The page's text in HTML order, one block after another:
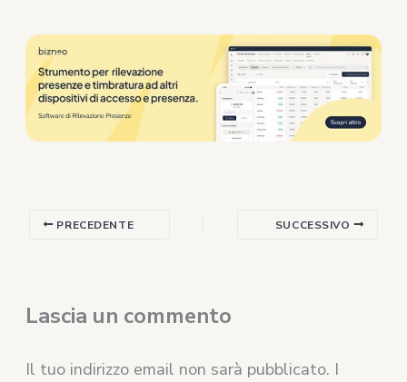
PRECEDENTE SUCCESSIVO
Lascia un commento
Il tuo indirizzo email non sarà pubblicato. I